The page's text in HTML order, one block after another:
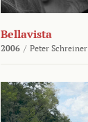
Bellavista
2006 / Peter Schreiner